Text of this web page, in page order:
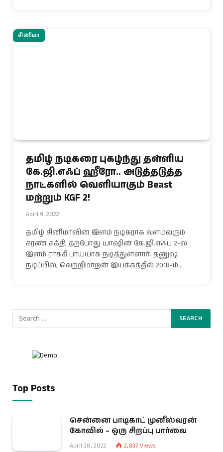
சினிமா
தமிழ் நடிகரை புகழ்ந்து தள்ளிய
கே.ஜி.எஃப் ஹீரோ.. அடுத்தடுத்த
நாட்களில் வெளியாகும் Beast
மற்றும் KGF 2!
April 9, 2022
தமிழ் சினிமாவின் இளம் நடிகராக வளம்வரும்
சரண் சக்தி, தற்போது யாஷின் கே.ஜி.எஃப் 2-ல்
இளம் ராக்கி பாய்யாக நடித்துள்ளார். தனுஷ்
நடிப்பில், வெற்றிமாறன் இயக்கத்தில் 2018-ம்…
Top Posts
சென்னை பாடிகாட் முனீஸ்வரன்
கோவில் – ஒரு சிறப்பு பார்வை
April 28, 2022 2,837 Views